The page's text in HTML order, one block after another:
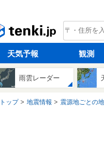
tenki.jp
天気予報 観測
雨雲レーダー
トップ 地震情報 震源地ごとの